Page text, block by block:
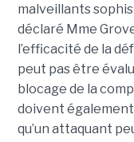
malveillants
déclaré Mme
l’efficacité de la
peut pas être
blocage de la
doivent
qu’un attaquant